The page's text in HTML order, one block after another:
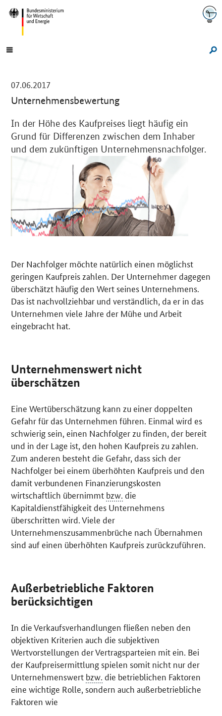
Navigation
Hauptmenü
07.06.2017
Unternehmensbewertung
In der Höhe des Kaufpreises liegt häufig ein
Grund für Differenzen zwischen dem Inhaber
und dem zukünftigen Unternehmensnachfolger.
Der Nachfolger möchte natürlich einen möglichst
geringen Kaufpreis zahlen. Der Unternehmer dagegen
überschätzt häufig den Wert seines Unternehmens.
Das ist nachvollziehbar und verständlich, da er in das
Unternehmen viele Jahre der Mühe und Arbeit
eingebracht hat.
Unternehmenswert nicht
überschätzen
Eine Wertüberschätzung kann zu einer doppelten
Gefahr für das Unternehmen führen. Einmal wird es
schwierig sein, einen Nachfolger zu finden, der bereit
und in der Lage ist, den hohen Kaufpreis zu zahlen.
Zum anderen besteht die Gefahr, dass sich der
Nachfolger bei einem überhöhten Kaufpreis und den
damit verbundenen Finanzierungskosten
wirtschaftlich übernimmt bzw. die
Kapitaldienstfähigkeit des Unternehmens
überschritten wird. Viele der
Unternehmenszusammenbrüche nach Übernahmen
sind auf einen überhöhten Kaufpreis zurückzuführen.
Außerbetriebliche Faktoren
berücksichtigen
In die Verkaufsverhandlungen fließen neben den
objektiven Kriterien auch die subjektiven
Wertvorstellungen der Vertragsparteien mit ein. Bei
der Kaufpreisermittlung spielen somit nicht nur der
Unternehmenswert bzw. die betrieblichen Faktoren
eine wichtige Rolle, sondern auch außerbetriebliche
Faktoren wie